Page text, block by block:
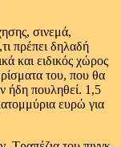
σινεμά,
πρέπει δηλαδή
και ειδικός χώρος
του, που θα
ήδη πουληθεί. 1,5
ευρώ για